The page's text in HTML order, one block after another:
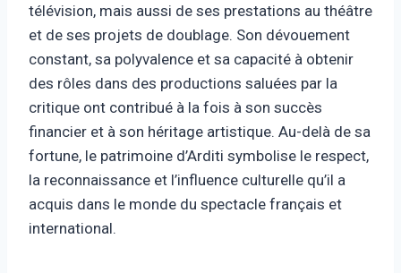
télévision, mais aussi de ses prestations au théâtre
et de ses projets de doublage. Son dévouement
constant, sa polyvalence et sa capacité à obtenir
des rôles dans des productions saluées par la
critique ont contribué à la fois à son succès
financier et à son héritage artistique. Au-delà de sa
fortune, le patrimoine d’Arditi symbolise le respect,
la reconnaissance et l’influence culturelle qu’il a
acquis dans le monde du spectacle français et
international.